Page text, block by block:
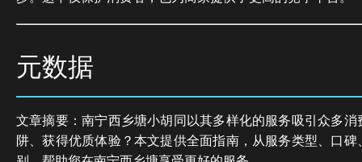
元数据
文章摘要：南宁西乡塘小胡同以其多样化的服务吸引众多
阱、获得优质体验？本文提供全面指南，从服务类型、口